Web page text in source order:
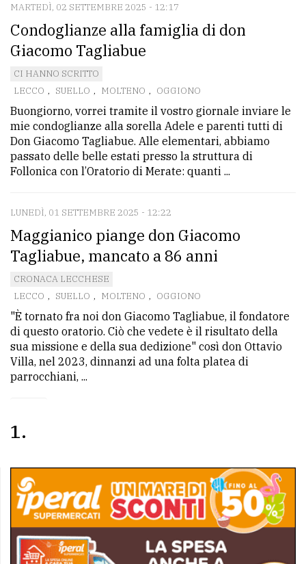
MARTEDÌ, 02 SETTEMBRE 2025 - 12:17
Condoglianze alla famiglia di don
Giacomo Tagliabue
CI HANNO SCRITTO
LECCO , SUELLO , MOLTENO , OGGIONO
Buongiorno, vorrei tramite il vostro giornale inviare le
mie condoglianze alla sorella Adele e parenti tutti di
Don Giacomo Tagliabue. Alle elementari, abbiamo
passato delle belle estati presso la struttura di
Follonica con l’Oratorio di Merate: quanti ...
LUNEDÌ, 01 SETTEMBRE 2025 - 12:22
Maggianico piange don Giacomo
Tagliabue, mancato a 86 anni
CRONACA LECCHESE
LECCO , SUELLO , MOLTENO , OGGIONO
"È tornato fra noi don Giacomo Tagliabue, il fondatore
di questo oratorio. Ciò che vedete è il risultato della
sua missione e della sua dedizione" così don Ottavio
Villa, nel 2023, dinnanzi ad una folta platea di
parrocchiani, ...
1